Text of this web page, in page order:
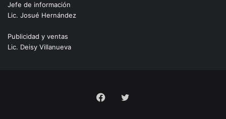
Jefe de información
Lic. Josué Hernández
Publicidad y ventas
Lic. Deisy Villanueva
FacebookTwitter